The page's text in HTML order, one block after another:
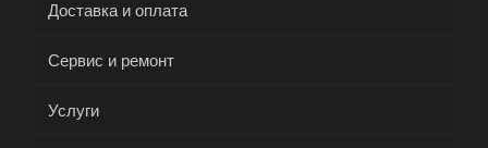
Доставка и оплата
Сервис и ремонт
Услуги